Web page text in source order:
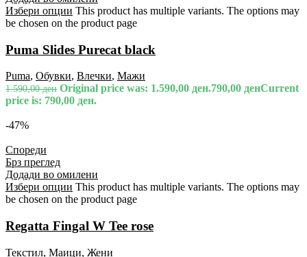
Избери опции This product has multiple variants. The options may
be chosen on the product page
Puma Slides Purecat black
Puma, Обувки, Влечки, Мажи
1.590,00ден Original price was: 1.590,00 ден.790,00 денCurrent
price is: 790,00 ден.
-47%
Спореди
Брз преглед
Додади во омилени
Избери опции This product has multiple variants. The options may
be chosen on the product page
Regatta Fingal W Tee rose
Текстил, Маици, Жени